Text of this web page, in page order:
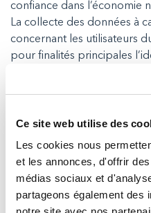
Ce site web utilise des
Les cookies nous
et les annonces, d'offrir
médias sociaux et
partageons également des
confiance dans l’économie
La collecte des données à
concernant les utilisateurs
pour finalités principales
pour la fourniture des
tiers sauf si le client a
et ce sous réserve que les
engagés à respecter toutes
janvier 1978 modifiée.
Cookies